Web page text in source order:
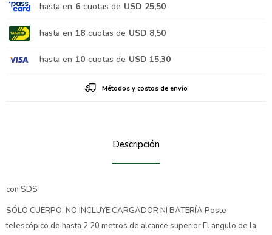
hasta en 6 cuotas de USD 25,50
hasta en 18 cuotas de USD 8,50
hasta en 10 cuotas de USD 15,30
Métodos y costos de envío
Descripción
con SDS
SÓLO CUERPO, NO INCLUYE CARGADOR NI BATERÍA Poste
telescópico de hasta 2.20 metros de alcance superior El ángulo de la